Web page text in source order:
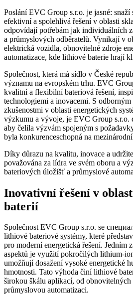
Poslání EVC Group s.r.o. je jasné: snaží
efektivní a spolehlivá řešení v oblasti
odpovídají potřebám jak individuálních
a průmyslových odběratelů. Vynikají v
elektrická vozidla, obnovitelné zdroje
automatizace, kde lithiové baterie hrají
Společnost, která má sídlo v České
významu na evropském trhu. EVC
kvalitní a flexibilní bateriová řešení,
technologiemi a inovacemi. S
zkušenostmi v oblasti energetických
výzkumu a vývoje, je EVC Group s.r.o.
aby čelila výzvám spojeným s
byla konkurenceschopná na
Díky důrazu na kvalitu, inovace a
považována za lídra ve svém oboru a
bateriových úložišť a průmyslové
Inovativní řešení v
baterií
Společnost EVC Group s.r.o. se
lithiové bateriové systémy, které
pro moderní energetická řešení. Jedním
aspektů je využití pokročilých lithium-
umožňují dosažení vysoké energetické
hmotnosti. Tato výhoda činí lithiové
širokou škálu aplikací, od obnovitelných
průmyslovou automatizaci.